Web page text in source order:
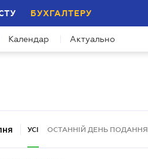
БУХГАЛТЕРУ
Календар Актуально
УСІ ОСТАННІЙ ДЕНЬ ПОДАННЯ